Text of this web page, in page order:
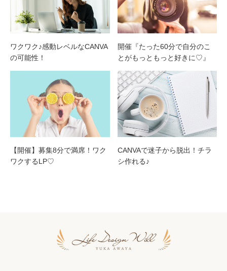
ワクワク♪感動レベルなCANVA
の可能性！
開催『たった60分で自分のこ
とがもっともっと好きに♡』
【開催】募集8分で満席！ワク
ワクするLP♡
CANVAで迷子から脱出！チラ
シ作れる♪